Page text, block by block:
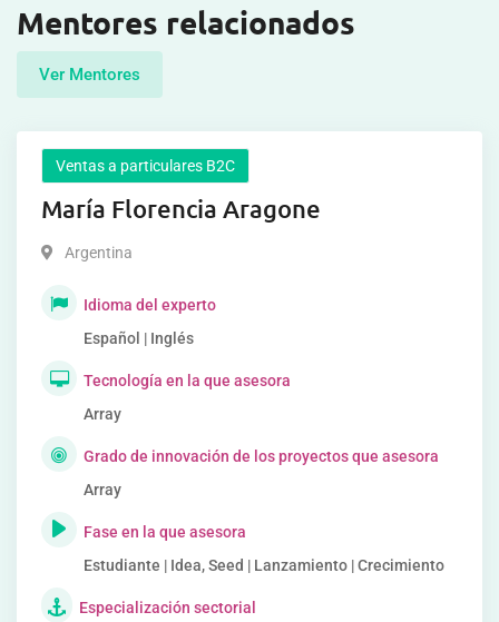
Mentores relacionados
Ver Mentores
Ventas a particulares B2C
María Florencia Aragone
Argentina
Idioma del experto
Español | Inglés
Tecnología en la que asesora
Array
Grado de innovación de los proyectos que asesora
Array
Fase en la que asesora
Estudiante | Idea, Seed | Lanzamiento | Crecimiento
Especialización sectorial